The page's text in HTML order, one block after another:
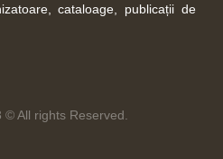
cataloage, publicații de
All rights Reserved.